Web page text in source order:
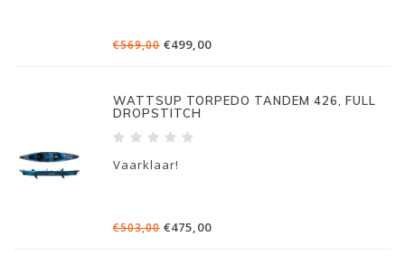
€569,00 €499,00
WATTSUP TORPEDO TANDEM 426, FULL
DROPSTITCH
Vaarklaar!
€503,00 €475,00